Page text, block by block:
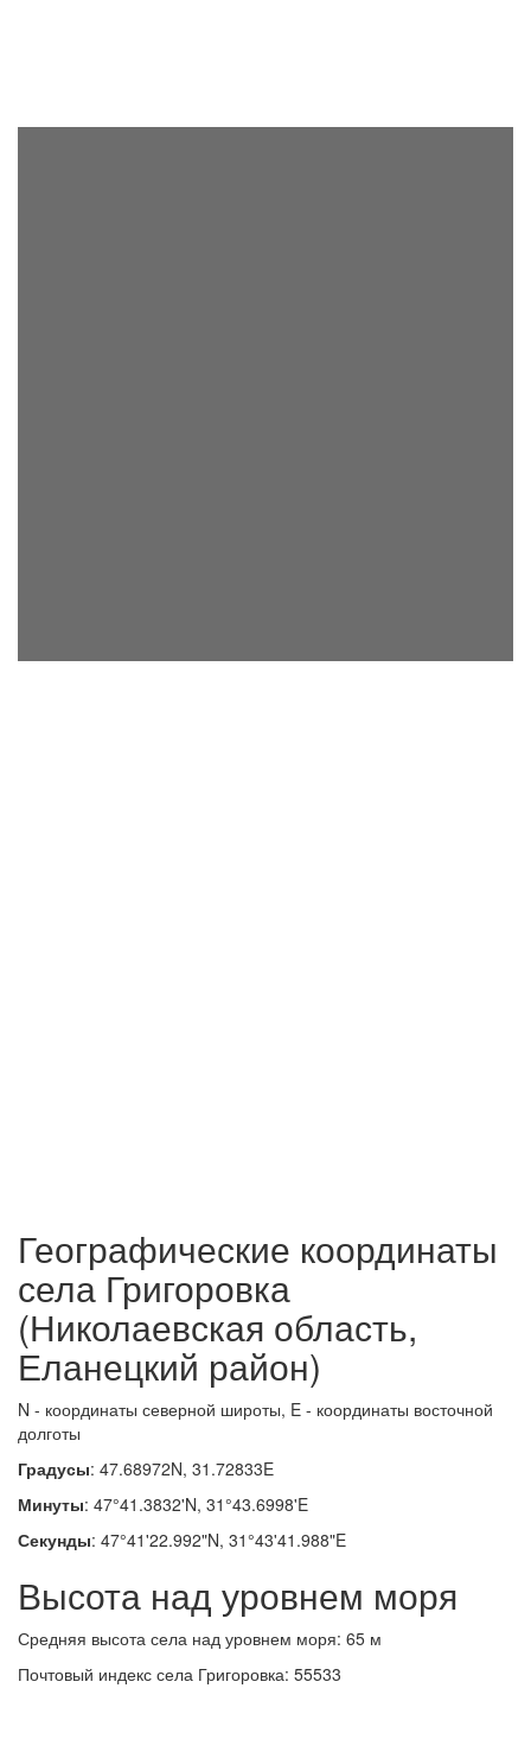
Географические координаты
села Григоровка
(Николаевская область,
Еланецкий район)
N - координаты северной широты, E - координаты восточной
долготы
Градусы: 47.68972N, 31.72833E
Минуты: 47°41.3832'N, 31°43.6998'E
Секунды: 47°41'22.992"N, 31°43'41.988"E
Высота над уровнем моря
Средняя высота села над уровнем моря: 65 м
Почтовый индекс села Григоровка: 55533